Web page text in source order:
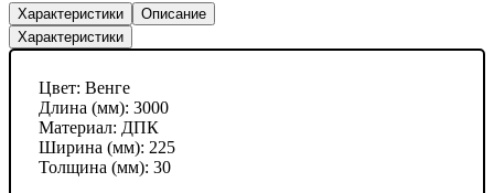
Характеристики
Описание
Характеристики
Цвет: Венге
Длина (мм): 3000
Материал: ДПК
Ширина (мм): 225
Толщина (мм): 30